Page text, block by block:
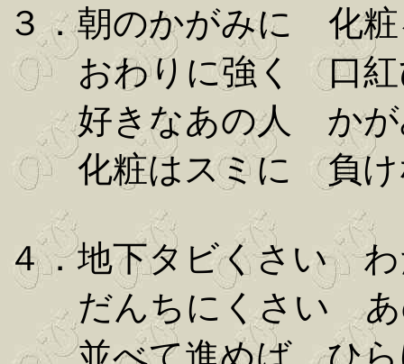
３．朝のかがみに 化
おわりに強く 口紅
好きなあの人 かが
化粧はスミに 負け
４．地下タビくさい
だんちにくさい あ
並べて進めば ひら